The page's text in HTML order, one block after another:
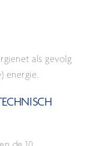
als gevolg
energie.